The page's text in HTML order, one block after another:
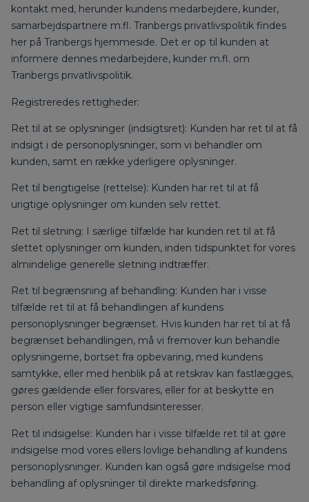
kontakt med, herunder kundens medarbejdere, kunder,
samarbejdspartnere m.fl. Tranbergs privatlivspolitik findes
her på Tranbergs hjemmeside. Det er op til kunden at
informere dennes medarbejdere, kunder m.fl. om
Tranbergs privatlivspolitik.
Registreredes rettigheder:
Ret til at se oplysninger (indsigtsret): Kunden har ret til at få
indsigt i de personoplysninger, som vi behandler om
kunden, samt en række yderligere oplysninger.
Ret til berigtigelse (rettelse): Kunden har ret til at få
urigtige oplysninger om kunden selv rettet.
Ret til sletning: I særlige tilfælde har kunden ret til at få
slettet oplysninger om kunden, inden tidspunktet for vores
almindelige generelle sletning indtræffer.
Ret til begrænsning af behandling: Kunden har i visse
tilfælde ret til at få behandlingen af kundens
personoplysninger begrænset. Hvis kunden har ret til at få
begrænset behandlingen, må vi fremover kun behandle
oplysningerne, bortset fra opbevaring, med kundens
samtykke, eller med henblik på at retskrav kan fastlægges,
gøres gældende eller forsvares, eller for at beskytte en
person eller vigtige samfundsinteresser.
Ret til indsigelse: Kunden har i visse tilfælde ret til at gøre
indsigelse mod vores ellers lovlige behandling af kundens
personoplysninger. Kunden kan også gøre indsigelse mod
behandling af oplysninger til direkte markedsføring.